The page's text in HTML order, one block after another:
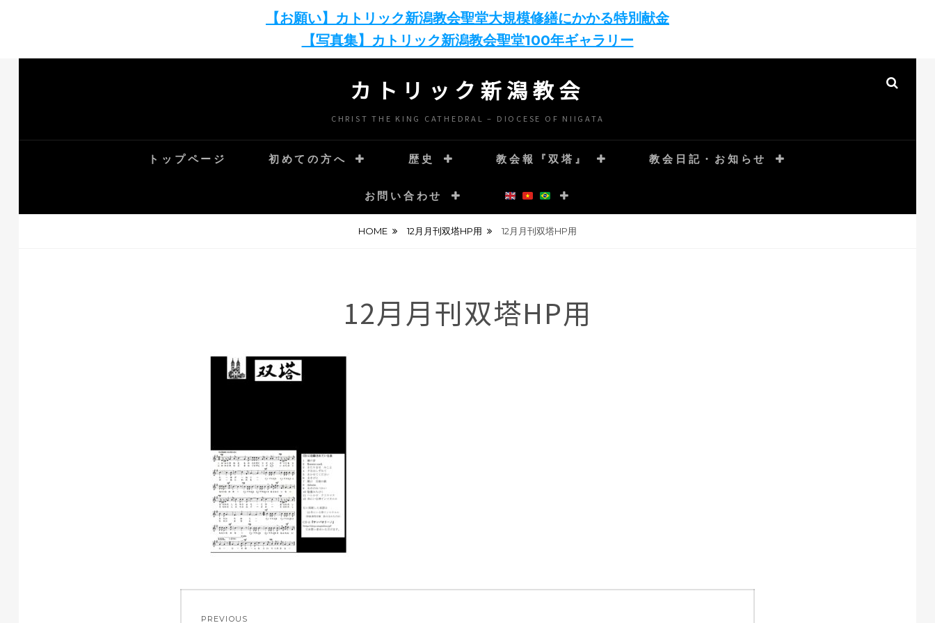
【お願い】カトリック新潟教会聖堂大規模修繕にかかる特別献金
【写真集】カトリック新潟教会聖堂100年ギャラリー
カトリック新潟教会
CHRIST THE KING CATHEDRAL – DIOCESE OF NIIGATA
トップページ 初めての方へ 歴史 教会報『双塔』 教会日記・お知らせ
お問い合わせ
HOME 12月月刊双塔HP用 12月月刊双塔HP用
12月月刊双塔HP用
PREVIOUS